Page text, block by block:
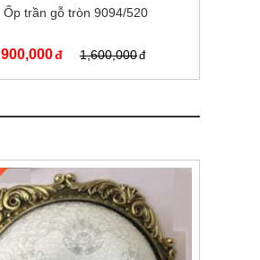
Ốp trần gỗ tròn 9094/520
900,000 1,600,000